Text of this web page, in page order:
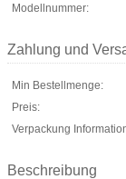
Modellnummer:
Zahlung und
Min Bestellmenge:
Preis:
Verpackung
Beschreibung